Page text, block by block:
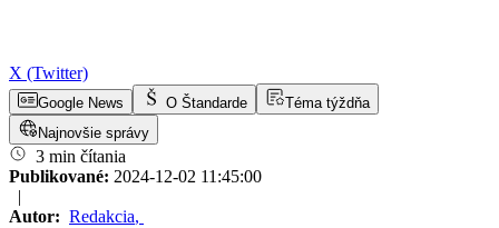
X (Twitter)
Google News O Štandarde
Téma týždňa
Najnovšie správy
3 min čítania
Publikované: 2024-12-02 11:45:00
|
Autor: Redakcia,